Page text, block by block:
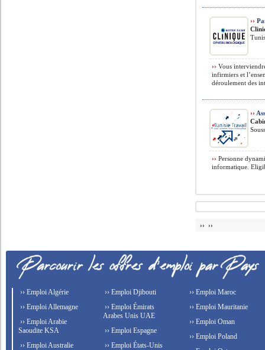
››
›› Vous
infirmiers et
déroulement des
››
›› Personne
informatique.
›› ››
›› Emploi Algérie
›› Emploi Allemagne
›› Emploi Arabie
Saoudite KSA
›› Emploi Australie
›› Emploi Djibouti
›› Emploi Émirats
Arabes Unis UAE
›› Emploi Espagne
›› Emploi États-Unis
›› Emploi Maroc
›› Emploi Mauritanie
›› Emploi Oman
›› Emploi Poland